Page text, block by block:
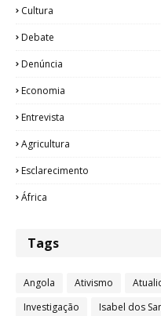
Cultura
Debate
Denúncia
Economia
Entrevista
Agricultura
Esclarecimento
África
Tags
Angola Ativismo
Investigação
Isabel dos